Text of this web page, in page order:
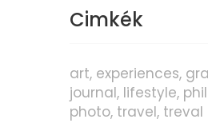
Cimkék
art experiences
journal lifestyle
photo travel treval